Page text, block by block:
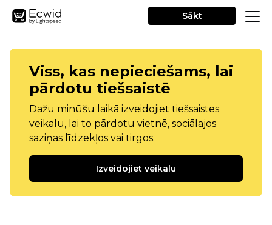
Sākt
Viss, kas nepieciešams, lai
pārdotu tiešsaistē
Dažu minūšu laikā izveidojiet tiešsaistes
veikalu, lai to pārdotu vietnē, sociālajos
saziņas līdzekļos vai tirgos.
Izveidojiet veikalu